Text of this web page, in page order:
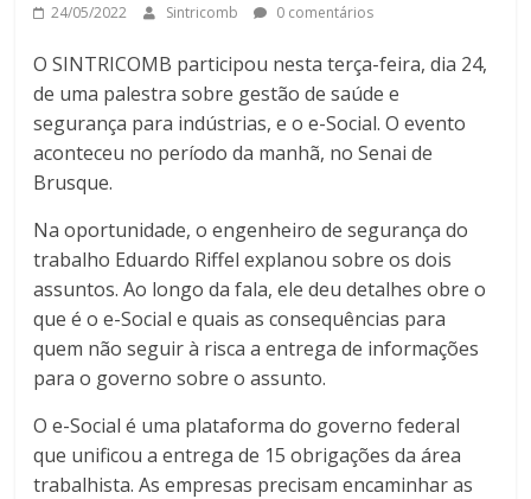
24/05/2022 Sintricomb 0 comentários
O SINTRICOMB participou nesta terça-feira, dia 24,
de uma palestra sobre gestão de saúde e
segurança para indústrias, e o e-Social. O evento
aconteceu no período da manhã, no Senai de
Brusque.
Na oportunidade, o engenheiro de segurança do
trabalho Eduardo Riffel explanou sobre os dois
assuntos. Ao longo da fala, ele deu detalhes obre o
que é o e-Social e quais as consequências para
quem não seguir à risca a entrega de informações
para o governo sobre o assunto.
O e-Social é uma plataforma do governo federal
que unificou a entrega de 15 obrigações da área
trabalhista. As empresas precisam encaminhar as